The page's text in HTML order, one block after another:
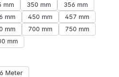
mm 350 mm
356 mm
mm 450 mm
457 mm
mm 700 mm
750 mm
mm
6 Meter